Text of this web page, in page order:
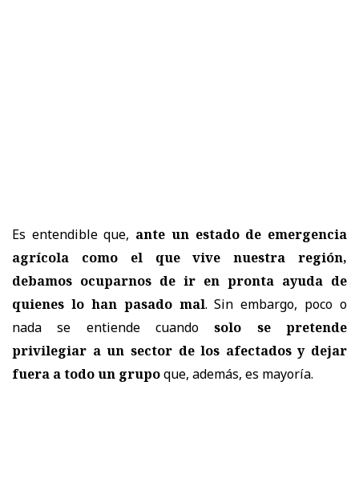
Es entendible que, ante un estado de emergencia
agrícola como el que vive nuestra región,
debamos ocuparnos de ir en pronta ayuda de
quienes lo han pasado mal. Sin embargo, poco o
nada se entiende cuandosolo se pretende
privilegiar a un sector de los afectados y dejar
fuera a todo un grupoque, además, es mayoría.